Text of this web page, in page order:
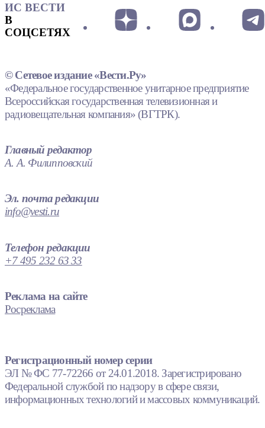
ИС ВЕСТИ
В
СОЦСЕТЯХ
© Сетевое издание «Вести.Ру»
«Федеральное государственное унитарное предприятие
Всероссийская государственная телевизионная и
радиовещательная компания» (ВГТРК).
Главный редактор
А. А. Филипповский
Эл. почта редакции
info@vesti.ru
Телефон редакции
+7 495 232 63 33
Реклама на сайте
Росреклама
Регистрационный номер серии
ЭЛ № ФС 77-72266 от 24.01.2018. Зарегистрировано
Федеральной службой по надзору в сфере связи,
информационных технологий и массовых коммуникаций.